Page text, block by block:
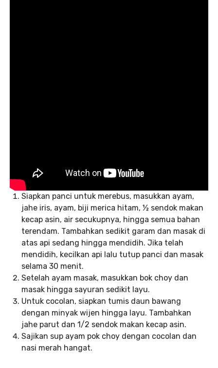
Siapkan panci untuk merebus, masukkan ayam,
jahe iris, ayam, biji merica hitam, ½ sendok makan
kecap asin, air secukupnya, hingga semua bahan
terendam. Tambahkan sedikit garam dan masak di
atas api sedang hingga mendidih. Jika telah
mendidih, kecilkan api lalu tutup panci dan masak
selama 30 menit.
Setelah ayam masak, masukkan bok choy dan
masak hingga sayuran sedikit layu.
Untuk cocolan, siapkan tumis daun bawang
dengan minyak wijen hingga layu. Tambahkan
jahe parut dan 1/2 sendok makan kecap asin.
Sajikan sup ayam pok choy dengan cocolan dan
nasi merah hangat.